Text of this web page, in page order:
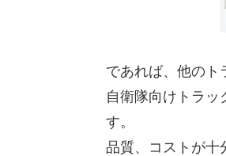
であれば、他のト
自衛隊向けトラ
す。
品質、コストが十